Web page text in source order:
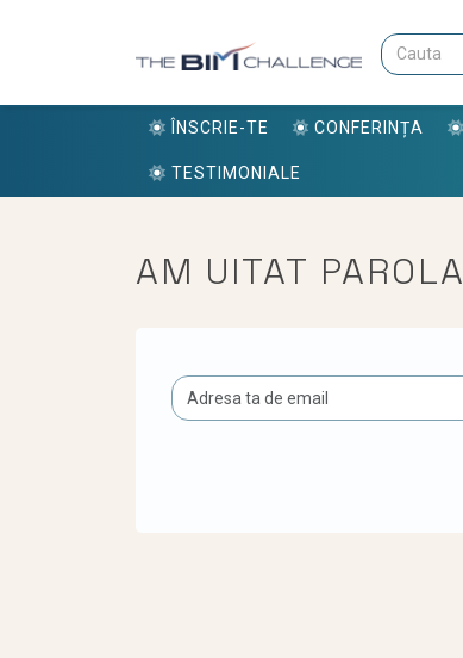
ÎNSCRIE-TE CONFERINȚA
TESTIMONIALE
AM UITAT PAROLA